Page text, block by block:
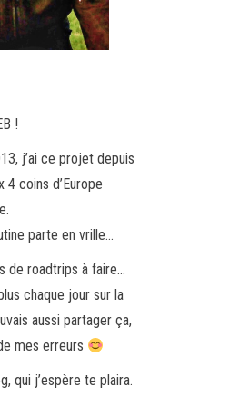
!
j’ai ce projet depuis
coins d’Europe
parte en vrille…
de roadtrips à faire…
chaque jour sur la
aussi partager ça,
mes erreurs
qui j’espère te plaira.